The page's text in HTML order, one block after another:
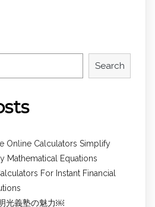
Search
Online Calculators Simplify
Mathematical Equations
For Instant Financial
光義塾の魅力￼